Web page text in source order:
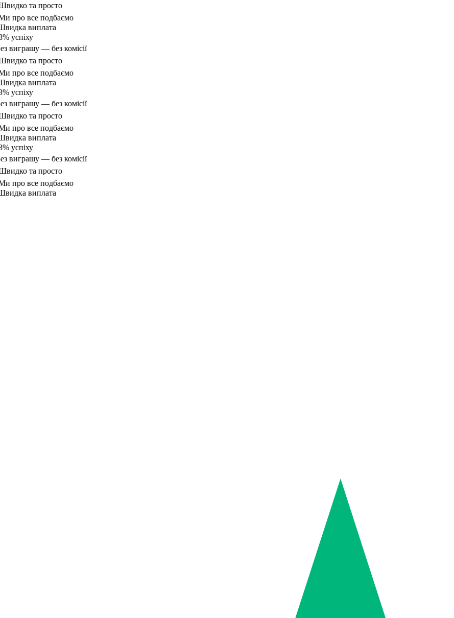
та просто
про все подбаємо
виплата
успіху
виграшу — без комісії
та просто
про все подбаємо
виплата
успіху
виграшу — без комісії
та просто
про все подбаємо
виплата
успіху
виграшу — без комісії
та просто
про все подбаємо
виплата